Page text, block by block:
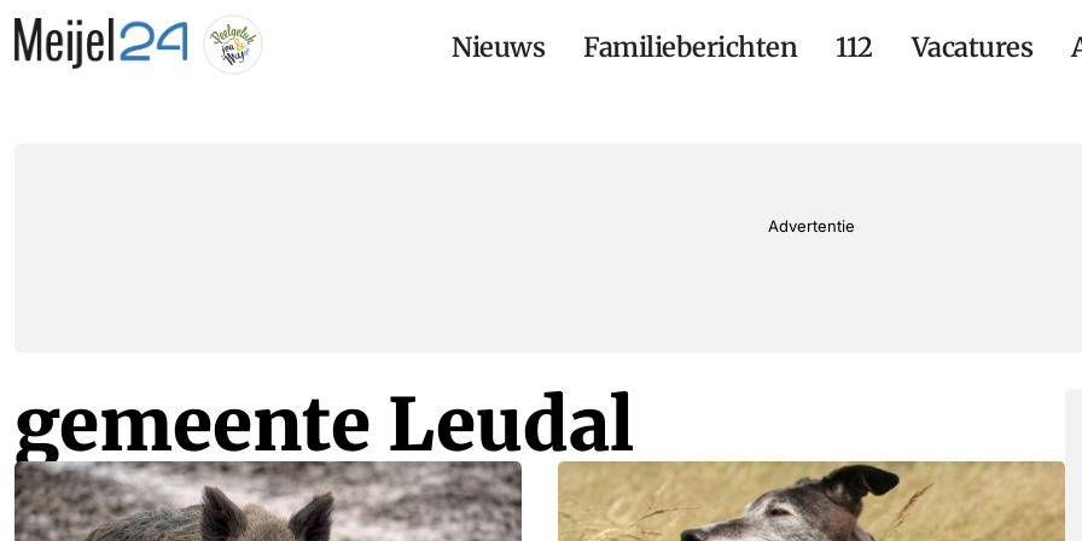
Nieuws Familieberichten 112 Vacatures
Advertentie
gemeente Leudal